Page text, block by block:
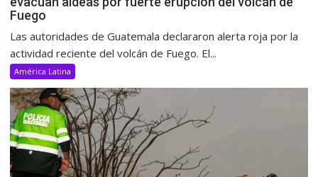
Fuego
Las autoridades de Guatemala declararon alerta roja por la
actividad reciente del volcán de Fuego. El...
América Latina